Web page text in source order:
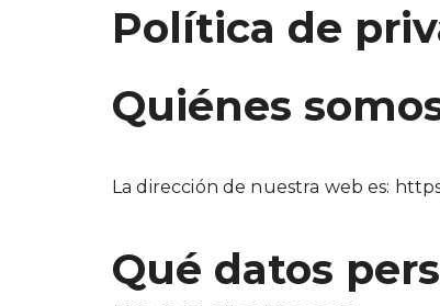
Política de
Quiénes
La dirección de nuestra web es:
Qué datos